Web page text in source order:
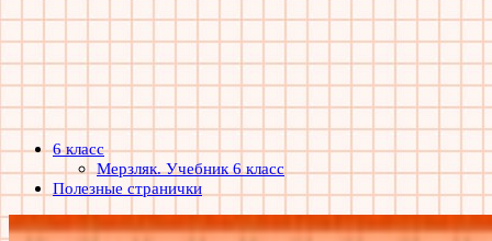
6 класс
Мерзляк. Учебник 6 класс
Полезные странички